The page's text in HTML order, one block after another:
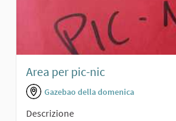
Area per pic-nic
Gazebao della domenica
Descrizione